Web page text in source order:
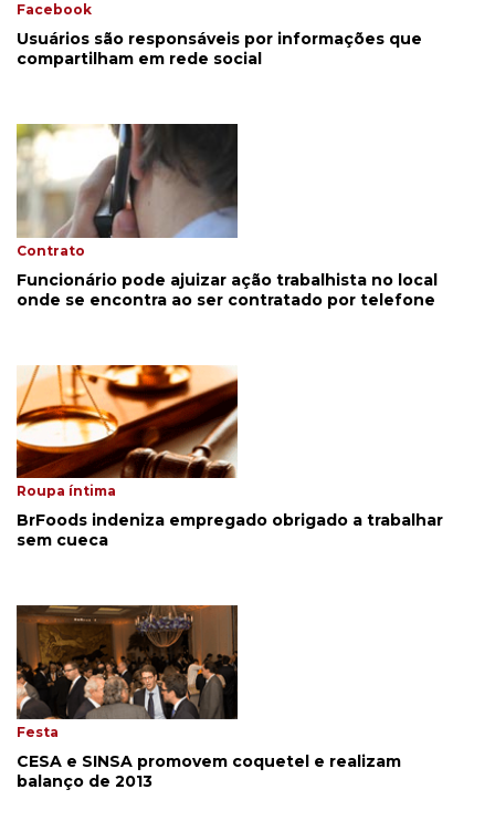
Facebook
Usuários são responsáveis por informações que
compartilham em rede social
Contrato
Funcionário pode ajuizar ação trabalhista no local
onde se encontra ao ser contratado por telefone
Roupa íntima
BrFoods indeniza empregado obrigado a trabalhar
sem cueca
Festa
CESA e SINSA promovem coquetel e realizam
balanço de 2013